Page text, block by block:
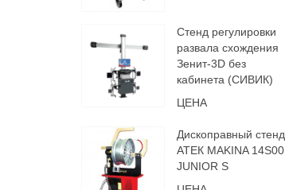
Стенд регулировки
развала схождения
Зенит-3D без
кабинета (СИВИК)
ЦЕНА
Дископравный стенд
АТЕК MAKINA 14S00
JUNIOR S